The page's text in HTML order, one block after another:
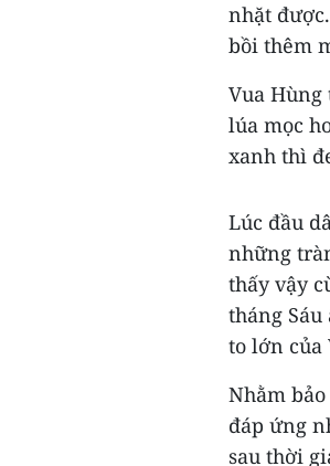
nhặt
bồi thêm
Vua
lúa mọc
xanh thì
Lúc đầu
những
thấy vậy
tháng
to lớn của
Nhằm
đáp ứng
sau thời